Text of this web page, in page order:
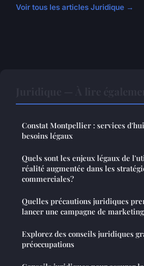
Voir tous les articles Juridique →
Constat Montpellier : services
besoins légaux
Quels sont les enjeux légaux de
réalité augmentée dans les
commerciales?
Quelles précautions juridiques
lancer une campagne de
Explorez des conseils juridiques
préoccupations